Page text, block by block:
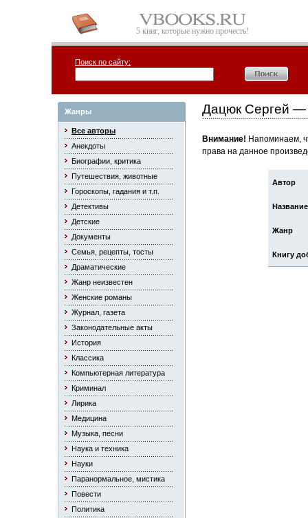
5 книг, которые нужно прочесть!
Поиск по сайту:
Жанры
Все авторы
Анекдоты
Биографии, критика
Путешествия, животные
Гороскопы, гадания и т.п.
Детективы
Детские
Документы
Семья, рецепты, тосты
Драматические
Жанр неизвестен
Женские романы
Журнал, газета
Законодательные акты
История
Классика
Компьютерная литература
Криминал
Лирика
Медицина
Музыка, песни
Наука и техника
Науки
Паранормальное, мистика
Повести
Политика
Дацюк Сергей —
Внимание! Напоминаем,
права на данное
Автор
Название
Жанр
Книгу